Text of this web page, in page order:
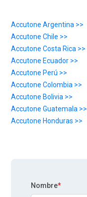
Accutone Argentina >>
Accutone Chile >>
Accutone Costa Rica >>
Accutone Ecuador >>
Accutone Perú >>
Accutone Colombia >>
Accutone Bolivia >>
Accutone Guatemala >>
Accutone Honduras >>
Nombre*